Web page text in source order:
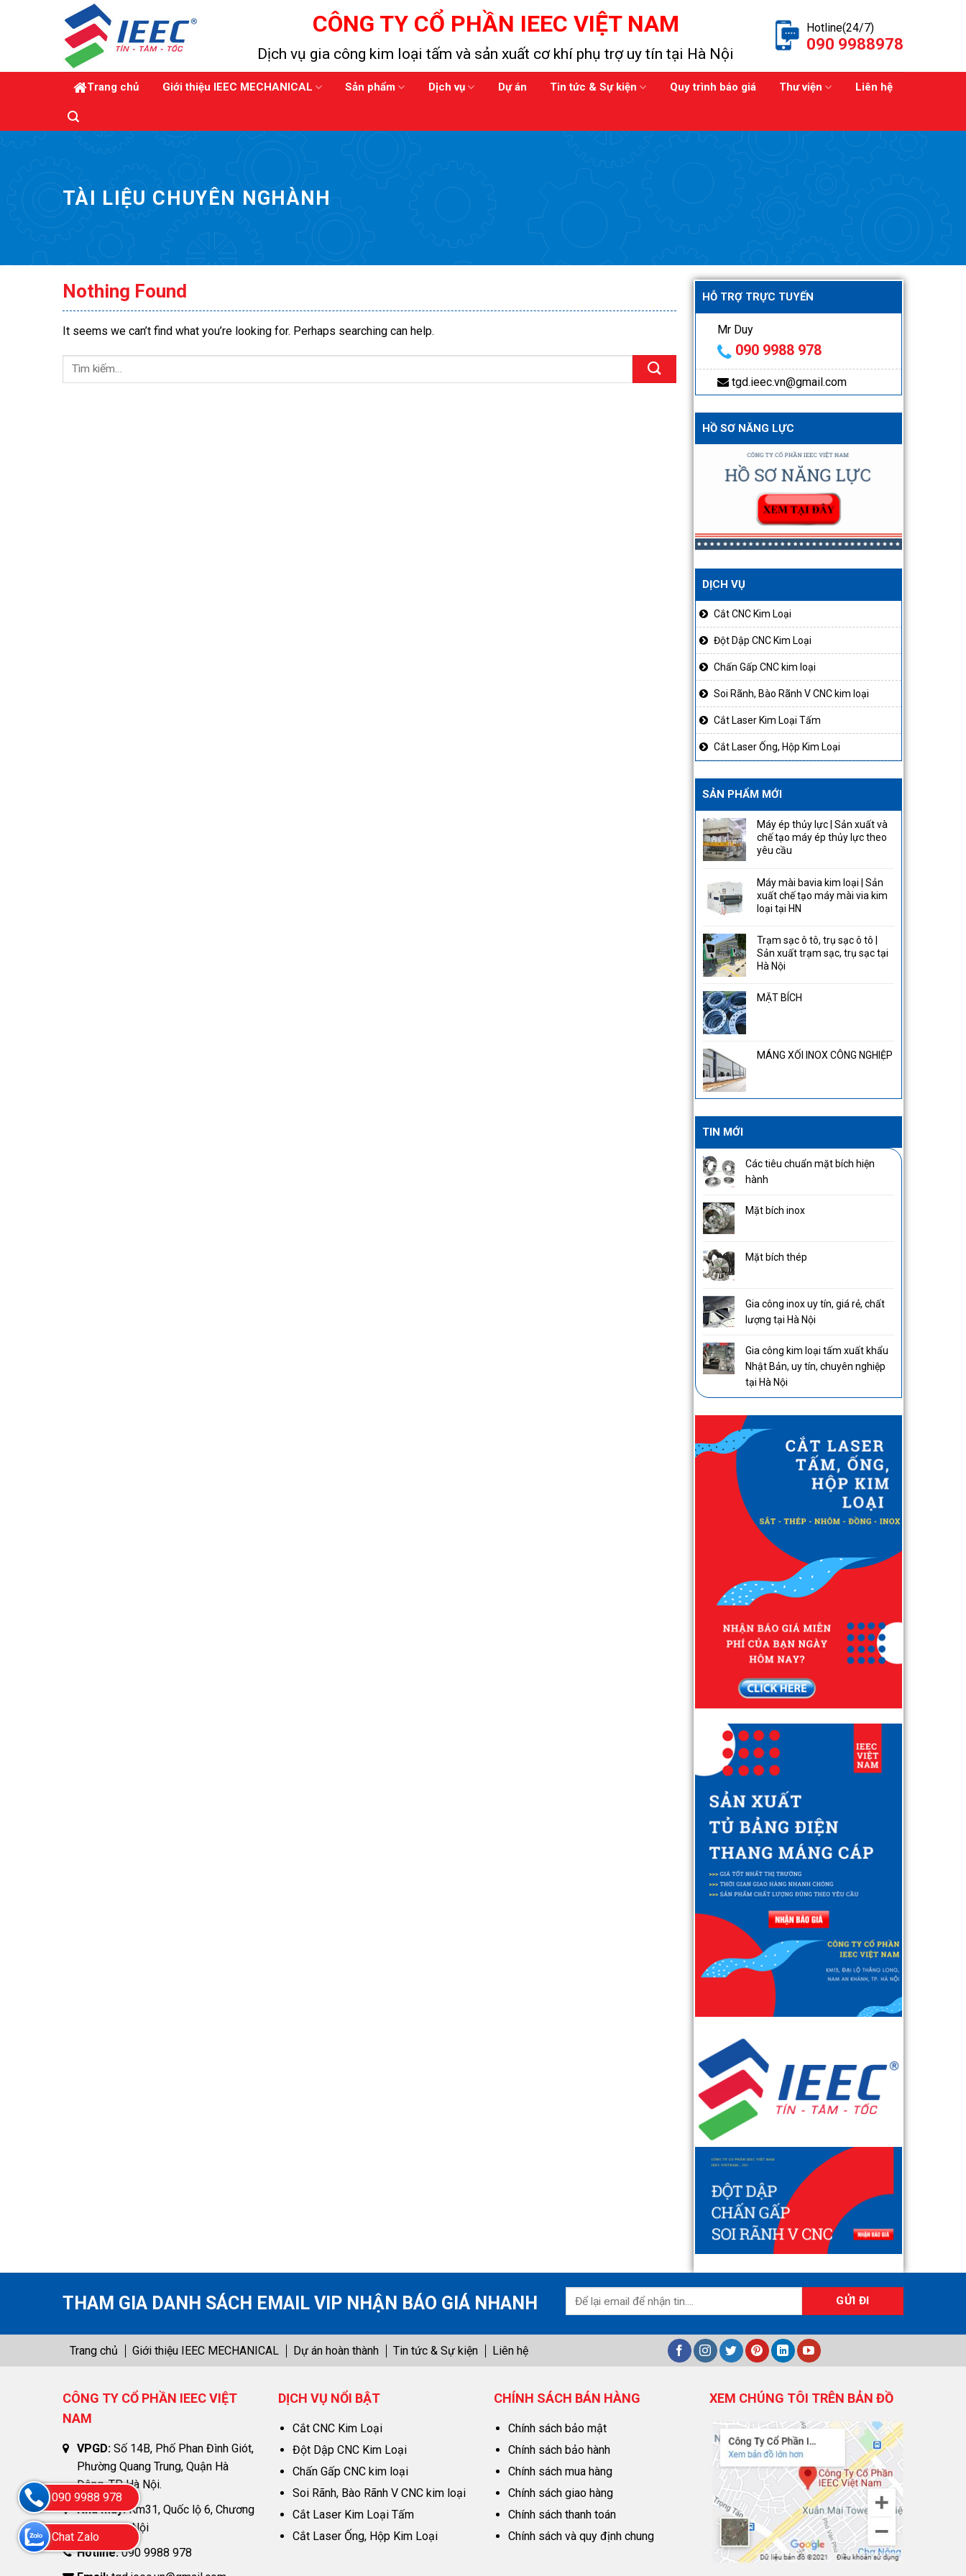
CÔNG TY CỔ PHẦN IEEC VIỆT NAM
Dịch vụ gia công kim loại tấm và sản xuất cơ khí phụ trợ uy tín tại Hà Nội
Hotline(24/7)
090 9988978
Trang chủ Giới thiệu IEEC MECHANICAL Sản phẩm Dịch vụ Dự án Tin tức & Sự kiện Quy trình báo giá Thư viện Liên hệ
TÀI LIỆU CHUYÊN NGHÀNH
Nothing Found
It seems we can’t find what you’re looking for. Perhaps searching can help.
HỖ TRỢ TRỰC TUYẾN
Mr Duy
090 9988 978
tgd.ieec.vn@gmail.com
HỒ SƠ NĂNG LỰC
DỊCH VỤ
Cắt CNC Kim Loại
Đột Dập CNC Kim Loại
Chấn Gấp CNC kim loại
Soi Rãnh, Bào Rãnh V CNC kim loại
Cắt Laser Kim Loại Tấm
Cắt Laser Ống, Hộp Kim Loại
SẢN PHẨM MỚI
Máy ép thủy lực | Sản xuất và
chế tạo máy ép thủy lực theo
yêu cầu
Máy mài bavia kim loại | Sản
xuất chế tạo máy mài via kim
loại tại HN
Trạm sạc ô tô, trụ sạc ô tô |
Sản xuất trạm sạc, trụ sạc tại
Hà Nội
MẶT BÍCH
MÁNG XỐI INOX CÔNG NGHIỆP
TIN MỚI
Các tiêu chuẩn mặt bích hiện
hành
Mặt bích inox
Mặt bích thép
Gia công inox uy tín, giá rẻ, chất
lượng tại Hà Nội
Gia công kim loại tấm xuất khẩu
Nhật Bản, uy tín, chuyên nghiệp
tại Hà Nội
THAM GIA DANH SÁCH EMAIL VIP NHẬN BÁO GIÁ NHANH
Trang chủ Giới thiệu IEEC MECHANICAL Dự án hoàn thành Tin tức & Sự kiện Liên hệ
CÔNG TY CỔ PHẦN IEEC VIỆT
NAM
VPGD: Số 14B, Phố Phan Đình Giót,
Phường Quang Trung, Quận Hà
Đông, TP. Hà Nội.
Nhà máy:Km31, Quốc lộ 6, Chương
Mỹ, TP. Hà Nội
Hotline:090 9988 978
DỊCH VỤ NỔI BẬT
Cắt CNC Kim Loại
Đột Dập CNC Kim Loại
Chấn Gấp CNC kim loại
Soi Rãnh, Bào Rãnh V CNC kim loại
Cắt Laser Kim Loại Tấm
Cắt Laser Ống, Hộp Kim Loại
CHÍNH SÁCH BÁN HÀNG
Chính sách bảo mật
Chính sách bảo hành
Chính sách mua hàng
Chính sách giao hàng
Chính sách thanh toán
Chính sách và quy định chung
XEM CHÚNG TÔI TRÊN BẢN ĐỒ
090 9988 978
Chat Zalo